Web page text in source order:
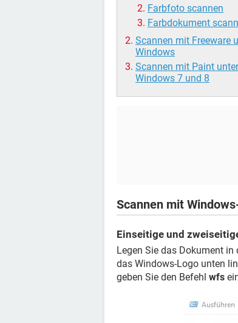
Farbfoto scannen
Farbdokument
Scannen mit Freeware
Windows
Scannen mit Paint unter
Windows 7 und 8
Scannen mit
Einseitige und
Legen Sie das Dokument
das Windows-Logo unten
geben Sie den Befehl wfs